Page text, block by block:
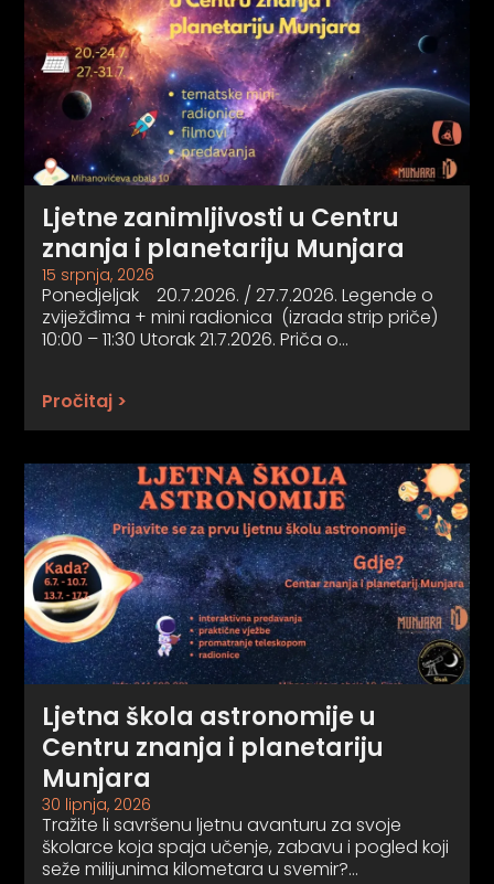
Ljetne zanimljivosti u Centru
znanja i planetariju Munjara
15 srpnja, 2026
Ponedjeljak 20.7.2026. / 27.7.2026. Legende o
zviježđima + mini radionica (izrada strip priče)
10:00 – 11:30 Utorak 21.7.2026. Priča o…
Pročitaj >
Ljetna škola astronomije u
Centru znanja i planetariju
Munjara
30 lipnja, 2026
Tražite li savršenu ljetnu avanturu za svoje
školarce koja spaja učenje, zabavu i pogled koji
seže milijunima kilometara u svemir?…